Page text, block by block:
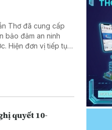
Thơ đã cung cấp
bảo đảm an ninh
Hiện đơn vị tiếp tục
quyết 10-